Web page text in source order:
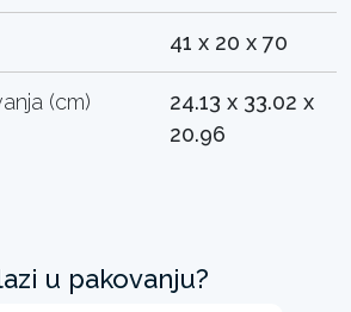
41 x 20 x 70
(cm)
24.13 x 33.02 x
20.96
u pakovanju?